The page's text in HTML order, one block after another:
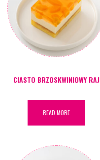
CIASTO BRZOSKWINIOWY RAJ
READ MORE